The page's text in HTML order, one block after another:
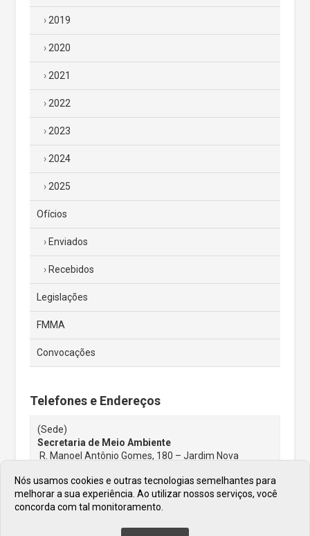
2019
2020
2021
2022
2023
2024
2025
Ofícios
Enviados
Recebidos
Legislações
FMMA
Convocações
Telefones e Endereços
(Sede)
Secretaria de Meio Ambiente
R. Manoel Antônio Gomes, 180 – Jardim Nova
(11) 44460034
E-mail:smma@cajamar.sp.gov.br
Nós usamos cookies e outras tecnologias semelhantes para
melhorar a sua experiência. Ao utilizar nossos serviços, você
concorda com tal monitoramento.